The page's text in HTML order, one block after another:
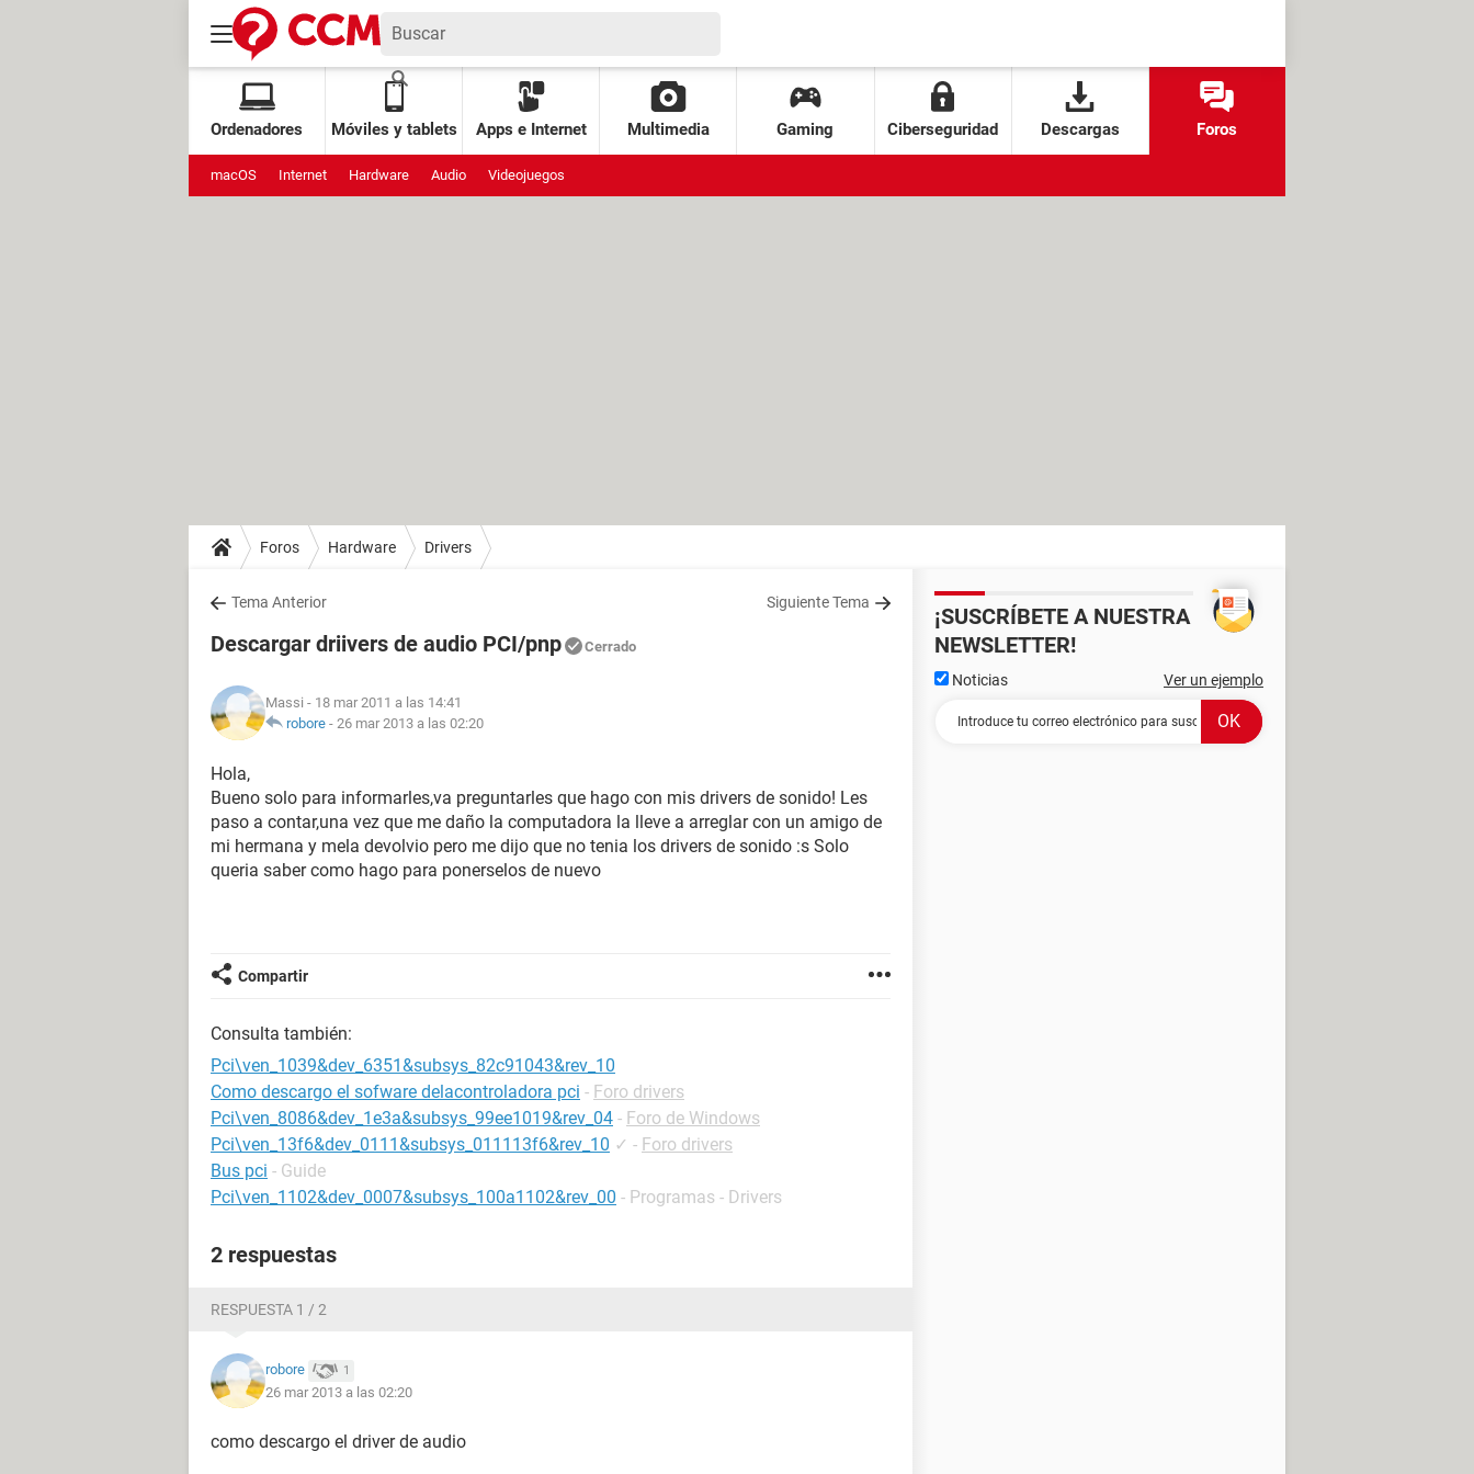
Ordenadores Móviles y tablets Apps e Internet Multimedia Gaming Ciberseguridad Descargas Foros
macOS Internet Hardware Audio Videojuegos
Foros Hardware Drivers
Tema Anterior Siguiente Tema
Descargar driivers de audio PCI/pnp Cerrado
Massi - 18 mar 2011 a las 14:41
robore - 26 mar 2013 a las 02:20
Hola,
Bueno solo para informarles,va preguntarles que hago con mis drivers de sonido! Les
paso a contar,una vez que me daño la computadora la lleve a arreglar con un amigo de
mi hermana y mela devolvio pero me dijo que no tenia los drivers de sonido :s Solo
queria saber como hago para ponerselos de nuevo
Compartir
Consulta también:
Pci\ven_1039&dev_6351&subsys_82c91043&rev_10
Como descargo el sofware delacontroladora pci - Foro drivers
Pci\ven_8086&dev_1e3a&subsys_99ee1019&rev_04 - Foro de Windows
Pci\ven_13f6&dev_0111&subsys_011113f6&rev_10 ✓ - Foro drivers
Bus pci - Guide
Pci\ven_1102&dev_0007&subsys_100a1102&rev_00 - Programas - Drivers
2 respuestas
RESPUESTA 1 / 2
robore 1
26 mar 2013 a las 02:20
como descargo el driver de audio
¡SUSCRÍBETE A NUESTRA
NEWSLETTER!
Noticias Ver un ejemplo